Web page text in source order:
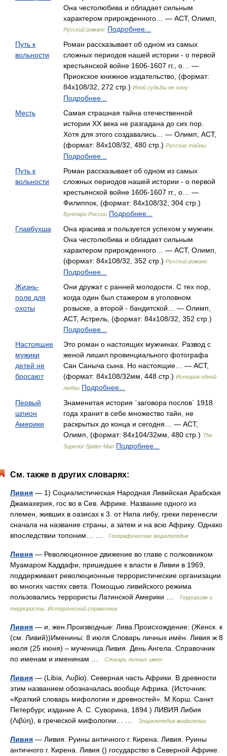
Она честолюбива и обладает сильным
характером прирожденного… — АСТ, Олимп,
Русский романс Подробнее...
Путь к
вольности
Роман рассказывает об одном из самых
сложных периодов нашей истории - о первой
крестьянской войне 1606-1607 гг., о… —
Приокское книжное издательство, (формат:
84x108/32, 272 стр.) Иной судьбы не хочу
Подробнее...
Месть
Самая страшная тайна отечественной
истории XX века не разгадана до сих пор.
Хотя для этого создавались… — Олимп, АСТ,
(формат: 84x108/32, 480 стр.) Русские тайны
Подробнее...
Путь к
вольности
Роман рассказывает об одном из самых
сложных периодов нашей истории - о первой
крестьянской войне 1606-1607 гг., о… —
Филиппок, (формат: 84x108/32, 304 стр.)
Бунтари России Подробнее...
Главбухша
Она красива и пользуется успехом у мужчин.
Она честолюбива и обладает сильным
характером прирожденного… — АСТ, Олимп,
(формат: 84x108/32, 352 стр.) Русский романс
Подробнее...
Жизнь-
поле для
охоты
Они дружат с ранней молодости. С тех пор,
когда один был стажером в уголовном
розыске, а второй - бандитской… — Олимп,
АСТ, Астрель, (формат: 84x108/32, 352 стр.)
Подробнее...
Настоящие
мужики
детей не
бросают
Это роман о настоящих мужчинах. Развод с
женой лишил провинциального фотографа
Сан Саныча сына. Но настоящие… — АСТ,
(формат: 84x108/32мм, 448 стр.) История одной
любви Подробнее...
Первый
шпион
Америки
Знаменитая история `заговора послов` 1918
года хранит в себе множество тайн, не
раскрытых до конца и сегодня… — АСТ,
Олимп, (формат: 84x104/32мм, 480 стр.) The
Superior Spider-Man Подробнее...
См. также в других словарях:
Ливия — 1) Социалистическая Народная Ливийская Арабская
Джамахерия, гос во в Сев. Африке. Название одного из
племен, живших в оазисах к 3. от Нила либу, греки перенесли
сначала на название страны, а затем и на всю Африку. Однако
впоследствии топоним… …
Географическая энциклопедия
Ливия — Революционное движение во главе с полковником
Муамаром Каддафи, пришедшее к власти в Ливии в 1969,
поддерживает революционные террористические организации
во многих частях света. Помощью ливийского режима
пользовались террористы Латинской Америки …
Терроризм и
террористы. Исторический справочник
Ливия — и, жен.Производные: Лива.Происхождение: (Женск. к
(см. Ливий))Именины: 8 июля Словарь личных имён. Ливия ж 8
июля (25 июня) – мученица Ливия. День Ангела. Справочник
по именам и именинам …
Словарь личных имен
Ливия — (Libia, Λυβία). Северная часть Африки. В древности
этим названием обозначалась вообще Африка. (Источник:
«Краткий словарь мифологии и древностей». М.Корш. Санкт
Петербург, издание А. С. Суворина, 1894.) ЛИВИЯ Либия
(Λιβύη), в греческой мифологии… …
Энциклопедия мифологии
Ливия — Ливия. Руины античного г. Кирена. Ливия. Руины
античного г. Кирена. Ливия () государство в Северной Африке.